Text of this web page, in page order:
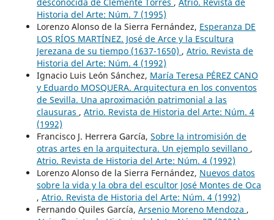
Historia del Arte: Núm. 7 (1995)
Lorenzo Alonso de la Sierra Fernández, Esperanza DE
LOS RÍOS MARTÍNEZ. José de Arce y la Escultura
Jerezana de su tiempo (1637-1650) , Atrio. Revista de
Historia del Arte: Núm. 4 (1992)
Ignacio Luis León Sánchez, María Teresa PÉREZ CANO
y Eduardo MOSQUERA. Arquitectura en los conventos
de Sevilla. Una aproximación patrimonial a las
clausuras , Atrio. Revista de Historia del Arte: Núm. 4
(1992)
Francisco J. Herrera García, Sobre la intromisión de
otras artes en la arquitectura. Un ejemplo sevillano ,
Atrio. Revista de Historia del Arte: Núm. 4 (1992)
Lorenzo Alonso de la Sierra Fernández, Nuevos datos
sobre la vida y la obra del escultor José Montes de Oca
, Atrio. Revista de Historia del Arte: Núm. 4 (1992)
Fernando Quiles García, Arsenio Moreno Mendoza ,